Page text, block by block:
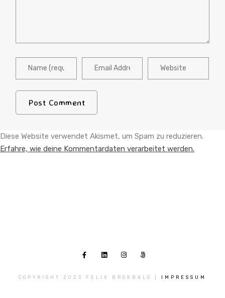
Diese Website verwendet Akismet, um Spam zu reduzieren.
Erfahre, wie deine Kommentardaten verarbeitet werden.
COPYRIGHT 2023 FELIX BROKBALS | IMPRESSUM